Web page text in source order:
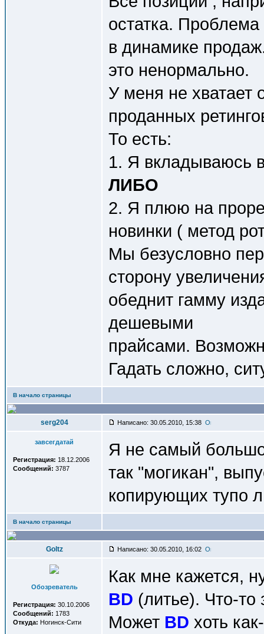
остатка. Проблема
в динамике
это ненормально.
У меня не хватает
проданных
То есть:
1. Я вкладываюсь
ЛИБО
2. Я плюю на
новинки ( метод
Мы безусловно
сторону
обеднит гамму
дешевыми
прайсами.
Гадать сложно,
В начало страницы
serg204 Написано: 30.05.2010, 15:38
завсегдатай
Регистрация: 18.12.2006
Сообщений: 3787
Я не самый
так "могикан",
копирующих тупо
В начало страницы
Goltz Написано: 30.05.2010, 16:02
Обозреватель
Регистрация: 30.10.2006
Сообщений: 1783
Откуда: Ногинск-Сити
Как мне кажется,
BD (литье). Что-то
Может BD хоть